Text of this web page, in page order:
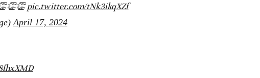
pic.twitter.com/tNk3ikqXZf
April 17, 2024